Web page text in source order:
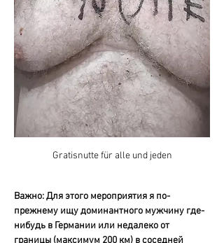
Gratisnutte für alle und jeden
Важно: Для этого мероприятия я по-
прежнему ищу доминантного мужчину где-
нибудь в Германии или недалеко от
границы (максимум 200 км) в соседней